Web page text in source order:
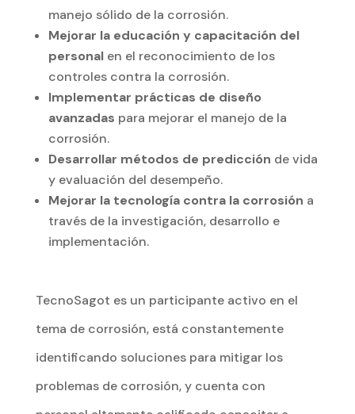
manejo sólido de la corrosión.
Mejorar la educación y capacitación del
personalen el reconocimiento de los
controles contra la corrosión.
Implementar prácticas de diseño
avanzadas para mejorar el manejo de la
corrosión.
Desarrollar métodos de predicción de vida
y evaluación del desempeño.
Mejorar la tecnología contra la corrosión a
través de la investigación, desarrollo e
implementación.
TecnoSagot es un participante activo en el
tema de corrosión, está constantemente
identificando soluciones para mitigar los
problemas de corrosión, y cuenta con